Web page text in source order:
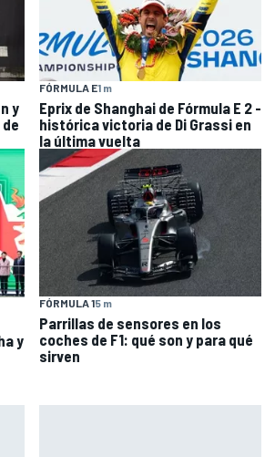
y
FÓRMULA E1 m
Eprix de Shanghai de Fórmula E 2 -
histórica victoria de Di Grassi en
la última vuelta
y
FÓRMULA 15 m
Parrillas de sensores en los
coches de F1: qué son y para qué
sirven